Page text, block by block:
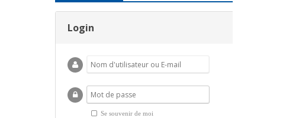
Login
Se souvenir de moi